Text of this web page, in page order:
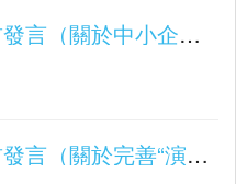
2025.03.28議程前發言（關於中小企發展及居民就業）
2024.12.13議程前發言（關於完善“演藝之都”建設）